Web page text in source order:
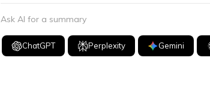
Ask AI for a summary
ChatGPT Perplexity Gemini